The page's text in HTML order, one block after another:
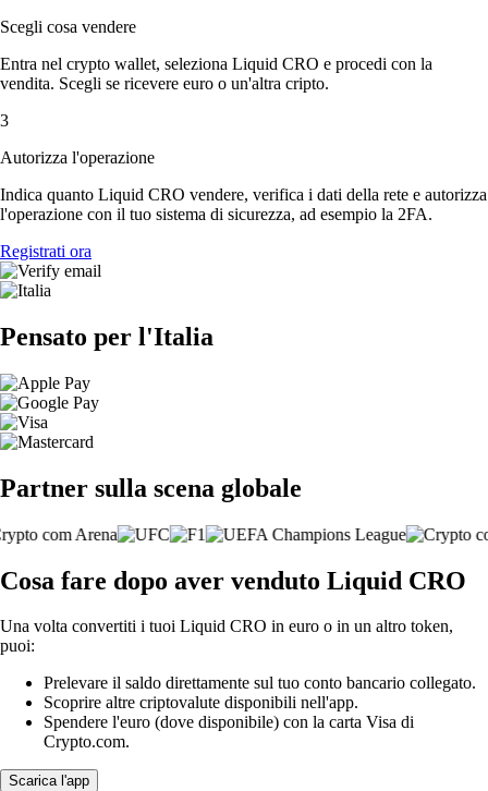
Scegli cosa vendere
Entra nel crypto wallet, seleziona Liquid CRO e procedi con la
vendita. Scegli se ricevere euro o un'altra cripto.
3
Autorizza l'operazione
Indica quanto Liquid CRO vendere, verifica i dati della rete e autorizza
l'operazione con il tuo sistema di sicurezza, ad esempio la 2FA.
Registrati ora
Pensato per l'Italia
Partner sulla scena globale
Cosa fare dopo aver venduto Liquid CRO
Una volta convertiti i tuoi Liquid CRO in euro o in un altro token,
puoi:
Prelevare il saldo direttamente sul tuo conto bancario collegato.
Scoprire altre criptovalute disponibili nell'app.
Spendere l'euro (dove disponibile) con la carta Visa di
Crypto.com.
Scarica l'app